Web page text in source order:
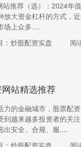
站推荐（选）：2024年
放大资金杠杆的方式，
场上众多....
：炒股配资实盘
阅
站精选推荐
力的金融城市，股票配
到越来越多投资者的关
出安全、合规、服....
：炒股配资实盘
阅